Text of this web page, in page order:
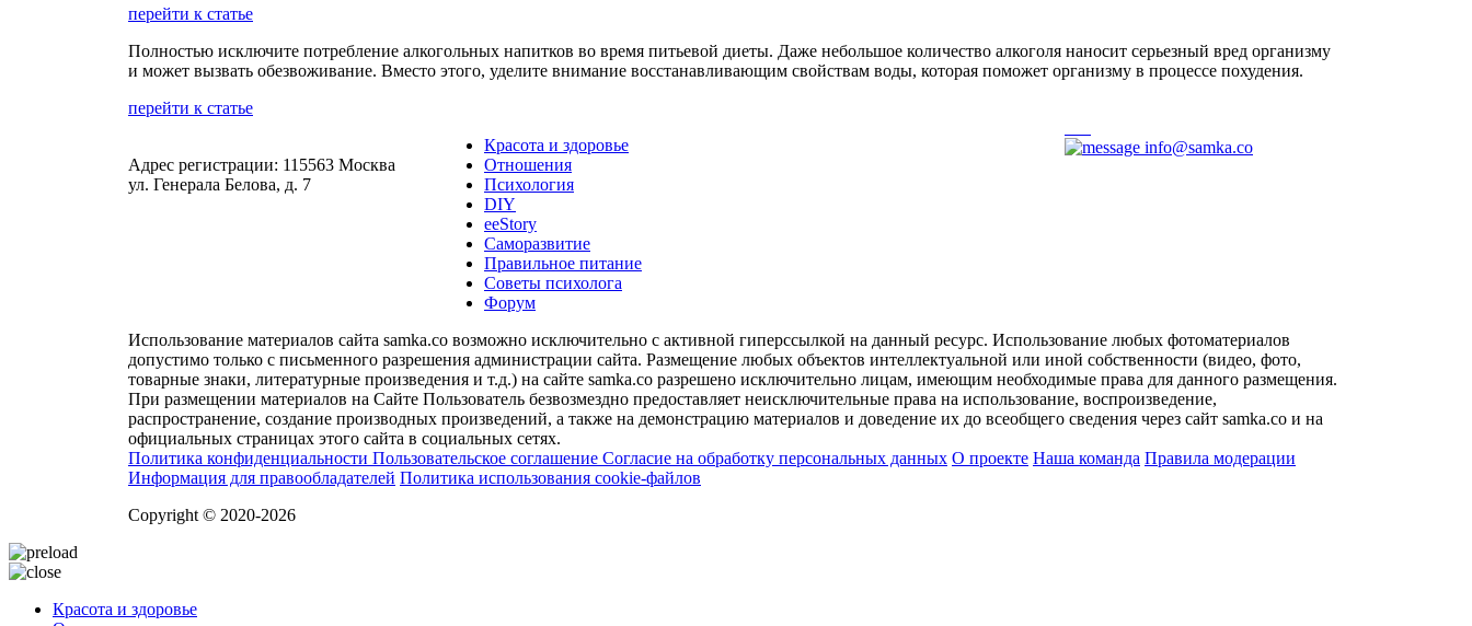
перейти к статье
Полностью исключите потребление алкогольных напитков во время питьевой диеты. Даже небольшое количество алкоголя наносит серьезный вред организму
и может вызвать обезвоживание. Вместо этого, уделите внимание восстанавливающим свойствам воды, которая поможет организму в процессе похудения.
перейти к статье
Адрес регистрации: 115563 Москва
ул. Генерала Белова, д. 7
Красота и здоровье
Отношения
Психология
DIY
ееStory
Саморазвитие
Правильное питание
Советы психолога
Форум
info@samka.co
Использование материалов сайта samka.co возможно исключительно с активной гиперссылкой на данный ресурс. Использование любых фотоматериалов
допустимо только с письменного разрешения администрации сайта. Размещение любых объектов интеллектуальной или иной собственности (видео, фото,
товарные знаки, литературные произведения и т.д.) на сайте samka.co разрешено исключительно лицам, имеющим необходимые права для данного размещения.
При размещении материалов на Сайте Пользователь безвозмездно предоставляет неисключительные права на использование, воспроизведение,
распространение, создание производных произведений, а также на демонстрацию материалов и доведение их до всеобщего сведения через сайт samka.co и на
официальных страницах этого сайта в социальных сетях.
Политика конфиденциальности Пользовательское соглашение Согласие на обработку персональных данных О проекте Наша команда Правила модерации
Информация для правообладателей Политика использования cookie-файлов
Copyright © 2020-2026
Красота и здоровье